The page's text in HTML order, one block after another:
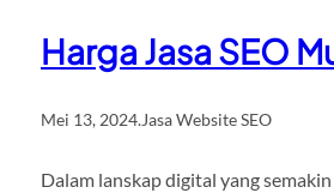
Harga Jasa SEO
Mei 13, 2024.Jasa Website SEO
Dalam lanskap digital yang